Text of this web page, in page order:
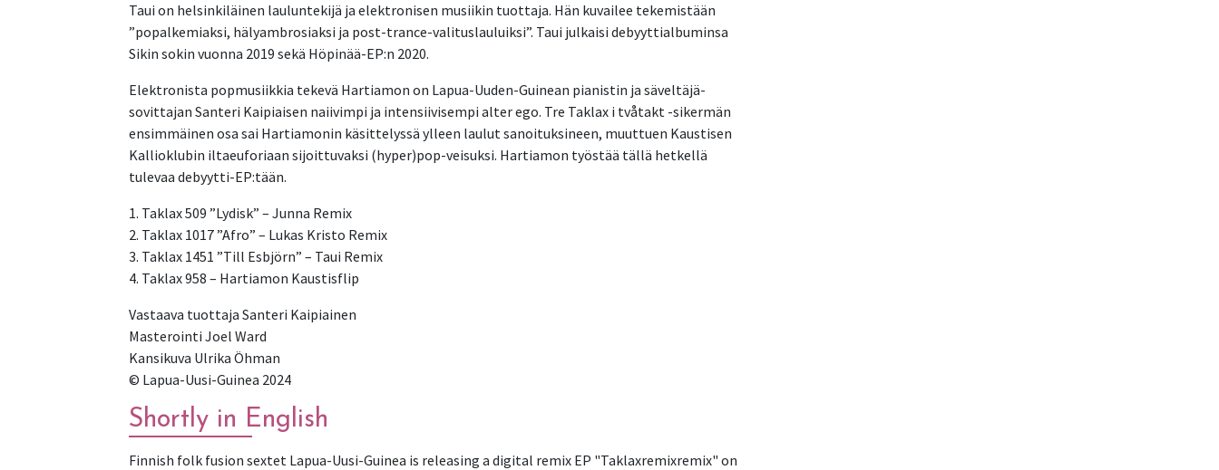
Taui on helsinkiläinen lauluntekijä ja elektronisen musiikin tuottaja. Hän kuvailee tekemistään
”popalkemiaksi, hälyambrosiaksi ja post-trance-valituslauluiksi”. Taui julkaisi debyyttialbuminsa
Sikin sokin vuonna 2019 sekä Höpinää-EP:n 2020.
Elektronista popmusiikkia tekevä Hartiamon on Lapua-Uuden-Guinean pianistin ja säveltäjä-
sovittajan Santeri Kaipiaisen naiivimpi ja intensiivisempi alter ego. Tre Taklax i tvåtakt -sikermän
ensimmäinen osa sai Hartiamonin käsittelyssä ylleen laulut sanoituksineen, muuttuen Kaustisen
Kallioklubin iltaeuforiaan sijoittuvaksi (hyper)pop-veisuksi. Hartiamon työstää tällä hetkellä
tulevaa debyytti-EP:tään.
1. Taklax 509 ”Lydisk” – Junna Remix
2. Taklax 1017 ”Afro” – Lukas Kristo Remix
3. Taklax 1451 ”Till Esbjörn” – Taui Remix
4. Taklax 958 – Hartiamon Kaustisflip
Vastaava tuottaja Santeri Kaipiainen
Masterointi Joel Ward
Kansikuva Ulrika Öhman
© Lapua-Uusi-Guinea 2024
Shortly in English
Finnish folk fusion sextet Lapua-Uusi-Guinea is releasing a digital remix EP "Taklaxremixremix" on